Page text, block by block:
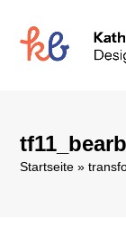
content
Startseite »